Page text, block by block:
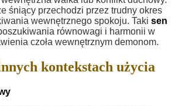
śniący przechodzi przez trudny okres
wewnętrznego spokoju. Taki sen
równowagi i harmonii w
czoła wewnętrznym demonom.
kontekstach użycia